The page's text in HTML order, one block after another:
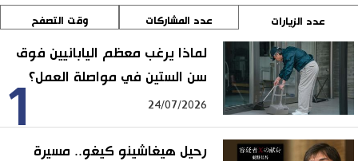
عدد الزيارات عدد المشاركات وقت التصفح
1
لماذا يرغب معظم اليابانيين فوق
سن الستين في مواصلة العمل؟
24/07/2026
رحيل هيغاشينو كيغو.. مسيرة